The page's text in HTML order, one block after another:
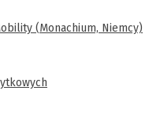
(Monachium, Niemcy)